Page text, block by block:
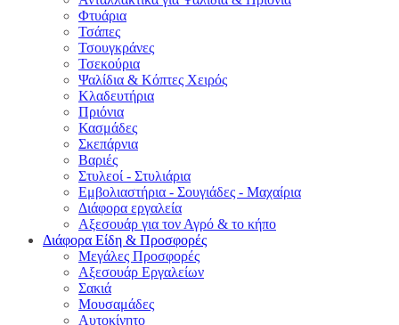
Φτυάρια
Τσάπες
Τσουγκράνες
Τσεκούρια
Ψαλίδια & Κόπτες Χειρός
Κλαδευτήρια
Πριόνια
Κασμάδες
Σκεπάρνια
Βαριές
Στυλεοί - Στυλιάρια
Εμβολιαστήρια - Σουγιάδες - Μαχαίρια
Διάφορα εργαλεία
Αξεσουάρ για τον Αγρό & το κήπο
Διάφορα Είδη & Προσφορές
Μεγάλες Προσφορές
Αξεσουάρ Εργαλείων
Σακιά
Μουσαμάδες
Αυτοκίνητο